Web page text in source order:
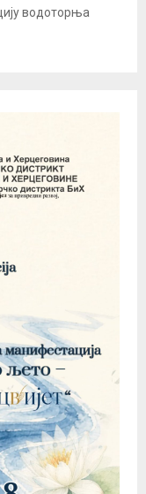
водоторња